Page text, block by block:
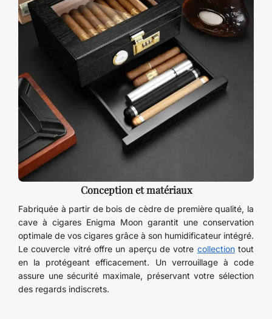
Conception et matériaux
Fabriquée à partir de bois de cèdre de première qualité, la
cave à cigares Enigma Moon garantit une conservation
optimale de vos cigares grâce à son humidificateur intégré.
Le couvercle vitré offre un aperçu de votre collectiontout
en la protégeant efficacement. Un verrouillage à code
assure une sécurité maximale, préservant votre sélection
des regards indiscrets.